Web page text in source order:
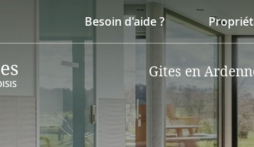
Besoin d'aide ?
Gites en